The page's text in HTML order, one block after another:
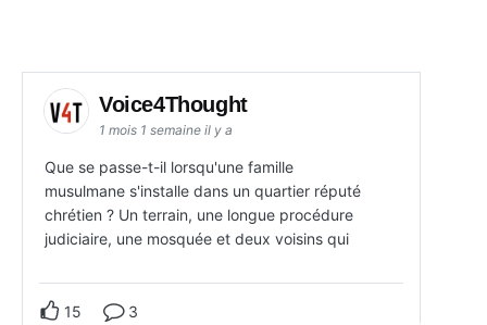
Voice4Thought
1 mois 1 semaine il y a
Que se passe-t-il lorsqu'une famille
musulmane s'installe dans un quartier réputé
chrétien ? Un terrain, une longue procédure
judiciaire, une mosquée et deux voisins qui
15 3